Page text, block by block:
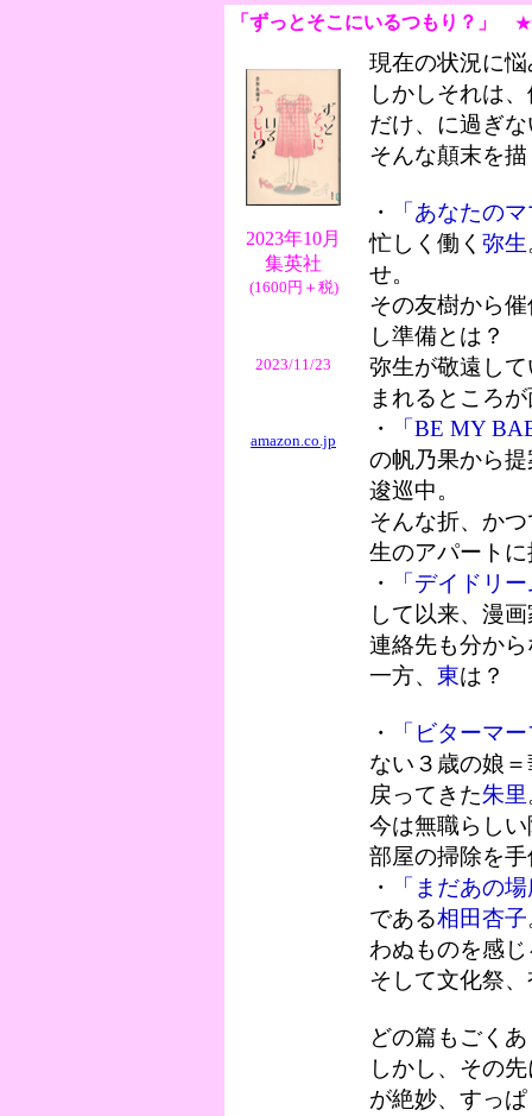
「ずっとそこにいるつもり？ 」
2023年10月
集英社
(1600円＋税)
2023/11/23
amazon.co.jp
現在の状況に
しかしそれは
だけ、に過ぎ
そんな顛末を
・
「あなたの
忙しく働く弥生
せ。
その友樹から
し準備とは？
弥生が敬遠し
まれるところ
・
「BE MY
の帆乃果から
逡巡中。
そんな折、か
生のアパート
・
「デイドリ
して以来、漫
連絡先も分か
一方、東は？
・
「ビターマ
ない３歳の娘
戻ってきた朱里
今は無職らし
部屋の掃除を
・
「まだあの
である相田杏子
わぬものを感
そして文化祭
どの篇もごく
しかし、その
が絶妙、すっ